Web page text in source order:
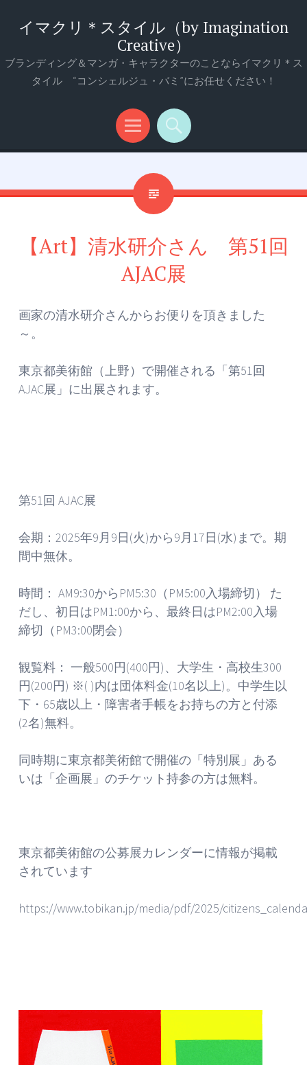
イマクリ＊スタイル（by Imagination
Creative）
ブランディング＆マンガ・キャラクターのことならイマクリ＊ス
タイル “コンシェルジュ・バミ”にお任せください！
メ
ュ
検
【Art】清水研介さん 第51回
AJAC展
画家の清水研介さんからお便りを頂きました
～。
東京都美術館（上野）で開催される「第51回
AJAC展」に出展されます。
第51回 AJAC展
会期：2025年9月9日(火)から9月17日(水)まで。期
間中無休。
時間： AM9:30からPM5:30（PM5:00入場締切） た
だし、初日はPM1:00から、最終日はPM2:00入場
締切（PM3:00閉会）
観覧料： 一般500円(400円)、大学生・高校生300
円(200円) ※( )内は団体料金(10名以上)。中学生以
下・65歳以上・障害者手帳をお持ちの方と付添
(2名)無料。
同時期に東京都美術館で開催の「特別展」ある
いは「企画展」のチケット持参の方は無料。
東京都美術館の公募展カレンダーに情報が掲載
されています
https://www.tobikan.jp/media/pdf/2025/